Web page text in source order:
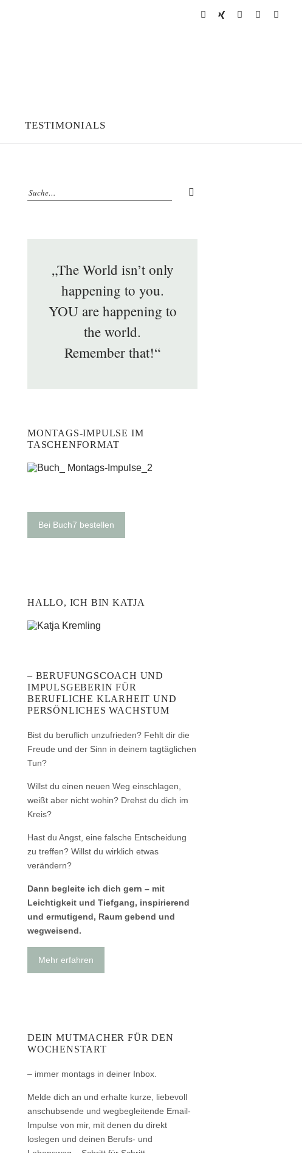
TESTIMONIALS
„The World isn’t only
happening to you.
YOU are happening to
the world.
Remember that!“
MONTAGS-IMPULSE IM
TASCHENFORMAT
Bei Buch7 bestellen
HALLO, ICH BIN KATJA
– BERUFUNGSCOACH UND
IMPULSGEBERIN FÜR
BERUFLICHE KLARHEIT UND
PERSÖNLICHES WACHSTUM
Bist du beruflich unzufrieden? Fehlt dir die
Freude und der Sinn in deinem tagtäglichen
Tun?
Willst du einen neuen Weg einschlagen,
weißt aber nicht wohin? Drehst du dich im
Kreis?
Hast du Angst, eine falsche Entscheidung
zu treffen? Willst du wirklich etwas
verändern?
Dann begleite ich dich gern – mit
Leichtigkeit und Tiefgang, inspirierend
und ermutigend, Raum gebend und
wegweisend.
Mehr erfahren
DEIN MUTMACHER FÜR DEN
WOCHENSTART
– immer montags in deiner Inbox.
Melde dich an und erhalte kurze, liebevoll
anschubsende und wegbegleitende Email-
Impulse von mir, mit denen du direkt
loslegen und deinen Berufs- und